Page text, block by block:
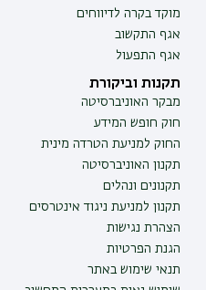
מוקד בקרה לדיווחים
אגף התקשוב
אגף התפעול
תקנות וביקורת
מבקר האוניברסיטה
חוק חופש המידע
החוק למניעת הטרדה מינית
תקנון האוניברסיטה
תקנונים ונהלים
תקנון למניעת ניגוד אינטרסים
הצהרת נגישות
הגנת הפרטיות
תנאי שימוש באתר